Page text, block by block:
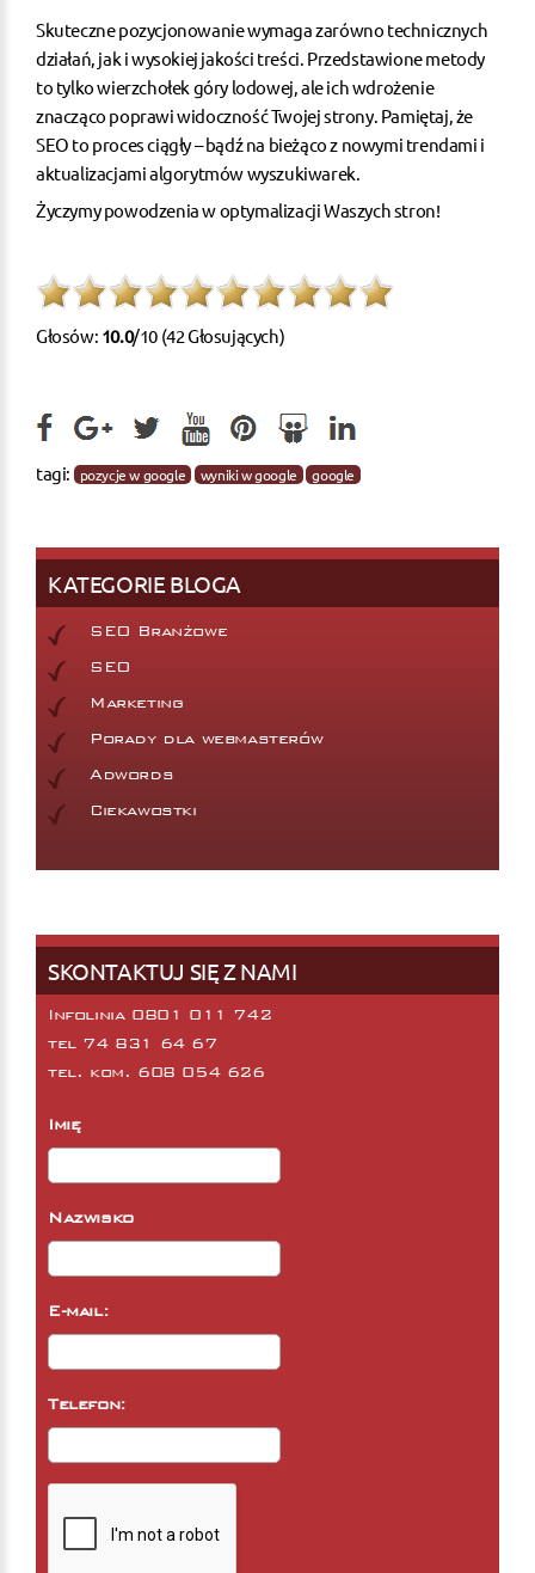
Skuteczne pozycjonowaniewymaga zarówno technicznych
działań, jak i wysokiej jakości treści. Przedstawione metody
to tylko wierzchołek góry lodowej, ale ich wdrożenie
znacząco poprawi widoczność Twojej strony. Pamiętaj, że
SEO to proces ciągły – bądź na bieżąco z nowymi trendami i
aktualizacjami algorytmów wyszukiwarek.
Życzymy powodzenia w optymalizacji Waszych stron!
Głosów: 10.0/10 (42 Głosujących)
tagi: pozycje w google wyniki w google google
KATEGORIE BLOGA
SEO Branżowe
SEO
Marketing
Porady dla webmasterów
Adwords
Ciekawostki
SKONTAKTUJ SIĘ Z NAMI
Infolinia 0801 011 742
tel 74 831 64 67
tel. kom. 608 054 626
Imię
Nazwisko
E-mail:
Telefon: